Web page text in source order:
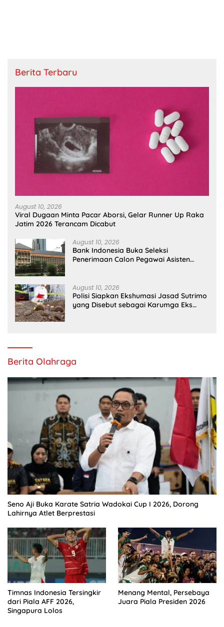
Berita Terbaru
August 10, 2026
Viral Dugaan Minta Pacar Aborsi, Gelar Runner Up Raka
Jatim 2026 Terancam Dicabut
August 10, 2026
Bank Indonesia Buka Seleksi
Penerimaan Calon Pegawai Asisten
August 10, 2026
Polisi Siapkan Ekshumasi Jasad Sutrimo
yang Disebut sebagai Karumga Eks
Berita Olahraga
Seno Aji Buka Karate Satria Wadokai Cup I 2026, Dorong
Lahirnya Atlet Berprestasi
Timnas Indonesia Tersingkir
dari Piala AFF 2026,
Singapura Lolos
Menang Mental, Persebaya
Juara Piala Presiden 2026